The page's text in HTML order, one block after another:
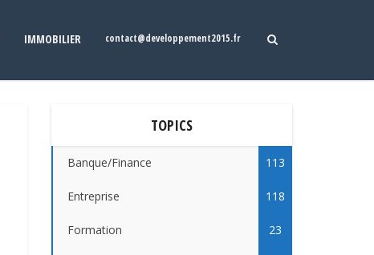
IMMOBILIER contact@developpement2015.fr
TOPICS
Banque/Finance 113
Entreprise 118
Formation 23